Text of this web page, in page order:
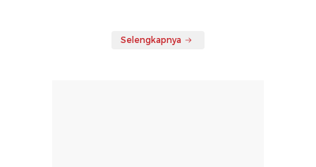
Selengkapnya